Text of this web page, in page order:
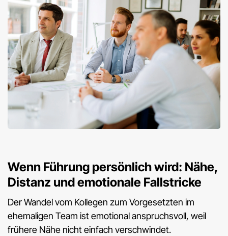
Wenn Führung persönlich wird: Nähe,
Distanz und emotionale Fallstricke
Der Wandel vom Kollegen zum Vorgesetzten im
ehemaligen Team ist emotional anspruchsvoll, weil
frühere Nähe nicht einfach verschwindet.